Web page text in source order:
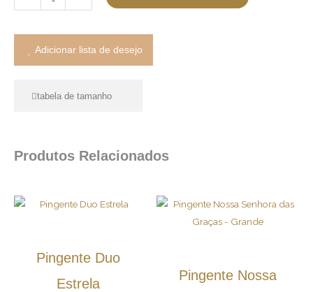
quantidade
Adicionar lista de desejo
tabela de tamanho
Produtos Relacionados
Pingente Duo
Estrela
Pingente Nossa